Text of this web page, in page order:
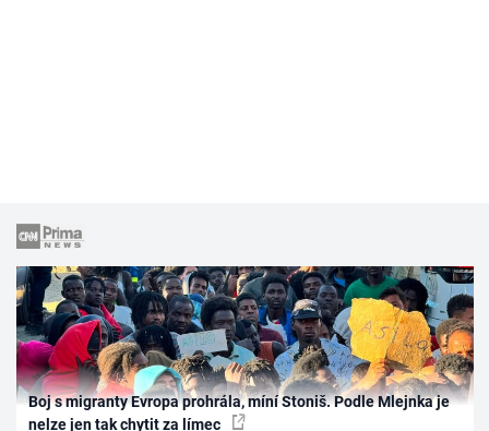
Boj s migranty Evropa prohrála, míní Stoniš. Podle Mlejnka je
nelze jen tak chytit za límec